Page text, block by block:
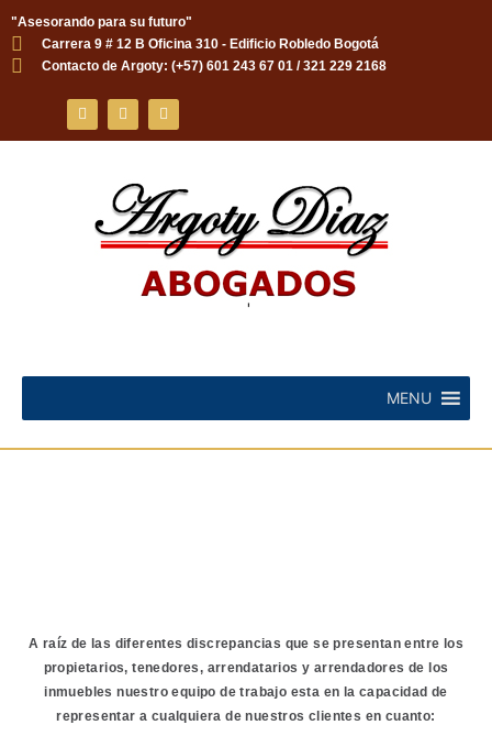
Skip
"Asesorando para su futuro"
Carrera 9 # 12 B Oficina 310 - Edificio Robledo Bogotá
Contacto de Argoty: (+57) 601 243 67 01 / 321 229 2168
MENU
A raíz de las diferentes discrepancias que se presentan entre los
propietarios, tenedores, arrendatarios y arrendadores de los
inmuebles nuestro equipo de trabajo esta en la capacidad de
representar a cualquiera de nuestros clientes en cuanto: